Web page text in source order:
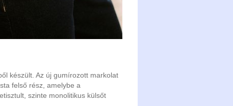
készült. Az új gumírozott markolat
felső rész, amelybe a
szinte monolitikus külsőt